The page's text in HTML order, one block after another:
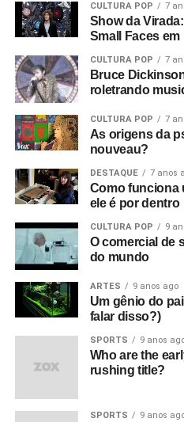
CULTURA POP 7
Show da
Small Faces
CULTURA POP 7
Bruce
roletrando
CULTURA POP 7
As origens da
nouveau?
DESTAQUE 7 anos
Como funciona
ele é por dentro
CULTURA POP 9
O comercial de
do mundo
ARTES 9 anos ago
Um gênio do
falar disso?)
SPORTS 9 anos
Who are the
rushing title?
SPORTS 9 anos